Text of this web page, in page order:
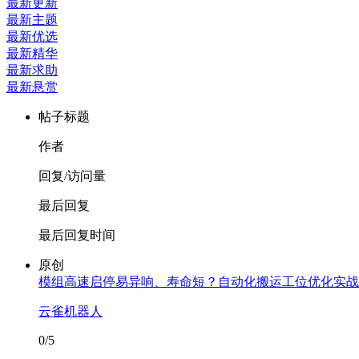
最新更新
最新主题
最新优选
最新精华
最新求助
最新悬赏
帖子标题
作者
回复/访问量
最后回复
最后回复时间
原创
模组高速启停易异响、寿命短？自动化搬运工位优化实
云雀机器人
0/5